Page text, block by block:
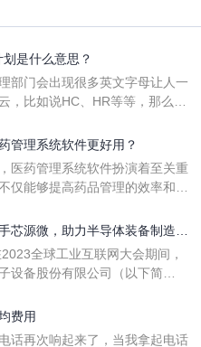
是什么意思？
部门会出现很多英文字母让人一
，比如说HC、HR等等，那么它
管理系统软件更好用？
医药管理系统软件扮演着至关重
仅能够提高药品管理的效率和准
管理系统软件应具备以下特点。
地进行操作。 复杂的
芯源微，助力半导体装备制造领
全球工业互联网大会期间，
设备股份有限公司（以下简
在辽宁沈阳签署战略合作协议。
费用
话再次响起来了，当我拿起电话